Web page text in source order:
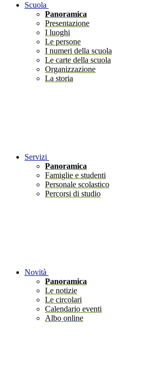
Scuola
Panoramica
Presentazione
I luoghi
Le persone
I numeri della scuola
Le carte della scuola
Organizzazione
La storia
Servizi
Panoramica
Famiglie e studenti
Personale scolastico
Percorsi di studio
Novità
Panoramica
Le notizie
Le circolari
Calendario eventi
Albo online